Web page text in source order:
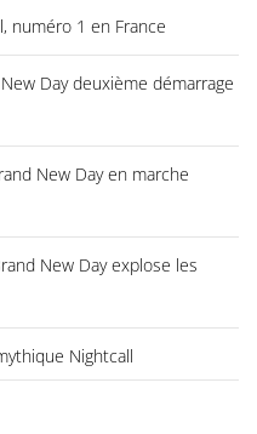
numéro 1 en France
Day deuxième démarrage
New Day en marche
New Day explose les
Nightcall